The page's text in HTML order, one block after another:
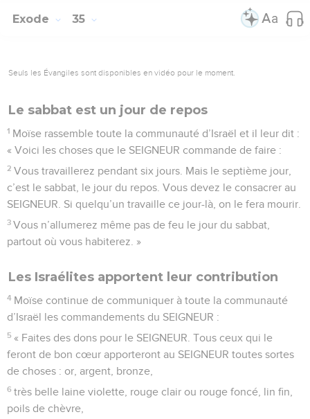
Exode 35
Seuls les Évangiles sont disponibles en vidéo pour le moment.
Le sabbat est un jour de repos
1 Moïse rassemble toute la communauté d’Israël et il leur dit :
« Voici les choses que le SEIGNEUR commande de faire :
2 Vous travaillerez pendant six jours. Mais le septième jour,
c’est le sabbat, le jour du repos. Vous devez le consacrer au
SEIGNEUR. Si quelqu’un travaille ce jour-là, on le fera mourir.
3 Vous n’allumerez même pas de feu le jour du sabbat,
partout où vous habiterez. »
Les Israélites apportent leur contribution
4 Moïse continue de communiquer à toute la communauté
d’Israël les commandements du SEIGNEUR :
5 « Faites des dons pour le SEIGNEUR. Tous ceux qui le
feront de bon cœur apporteront au SEIGNEUR toutes sortes
de choses : or, argent, bronze,
6 très belle laine violette, rouge clair ou rouge foncé, lin fin,
poils de chèvre,